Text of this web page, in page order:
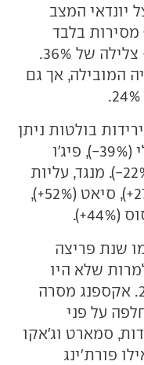
המצב
גרוע, עם 25 אלף מסירות בלבד
לעומת 40 אלף בשנה שעברה - צלילה של 36%.
המובילה, אך גם
בולטות ניתן
למנות את סיטרואן (25%-), ג'ילי (39%-), פיג'ו
(48%-), מרצדס (18%-) ואודי (22%-). מנגד, עליות
בולטות נרשמו אצל סקודה (27%+), סיאט (52%+),
שנת פריצה
שלא היו
מוכרים לקהל הישראלי ב-2023. אקספנג מסרה
יחידות וחלפה על פני
זיקר מסרה 2,300 יחידות, סמארט וג'אקו
ואילו פורת'ינג